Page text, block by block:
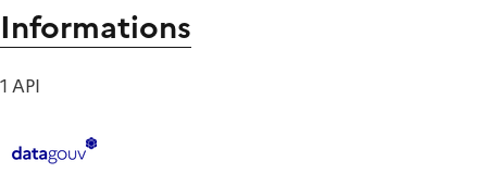
Informations
1 API